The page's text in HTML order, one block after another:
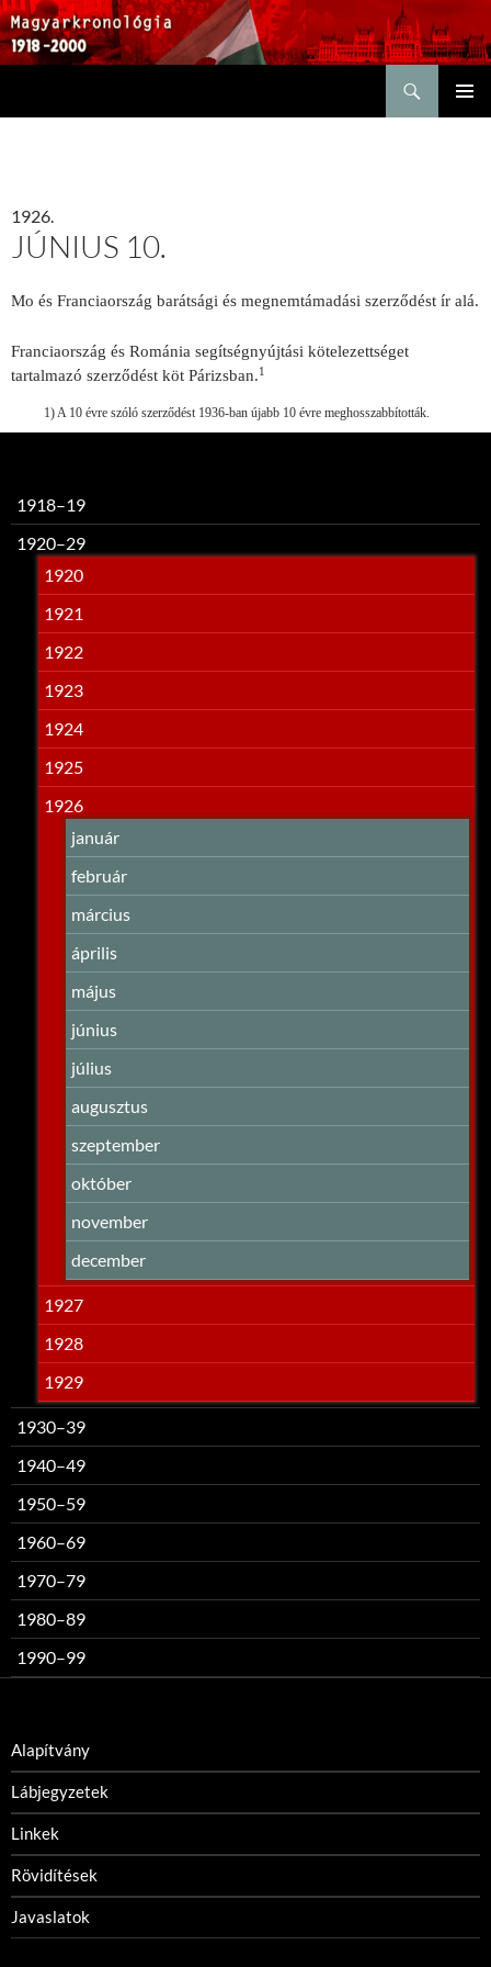
1926.
JÚNIUS 10.
Mo és Franciaország barátsági és megnemtá­madási szerződést ír alá.
Franciaország és Románia segít­ségnyújtási kötelezettséget
tartalmazó szerződést köt Párizsban.1
1) A 10 évre szóló szerződést 1936-ban újabb 10 évre meghosszabbították.
1918–19
1920–29
1920
1921
1922
1923
1924
1925
1926
január
február
március
április
május
június
július
augusztus
szeptember
október
november
december
1927
1928
1929
1930–39
1940–49
1950–59
1960–69
1970–79
1980–89
1990–99
Alapítvány
Lábjegyzetek
Linkek
Rövidítések
Javaslatok